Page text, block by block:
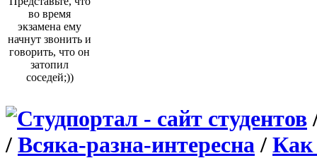
во время
экзамена ему
начнут звонить и
говорить, что он
затопил
соседей;))
/ Всяка-разна-интересна/ Как